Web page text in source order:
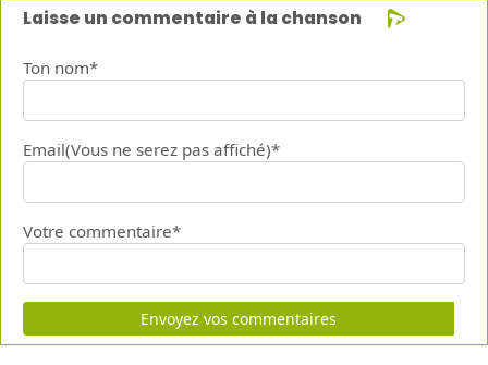
Laisse un commentaire à la chanson
Ton nom*
Email(Vous ne serez pas affiché)*
Votre commentaire*
Envoyez vos commentaires